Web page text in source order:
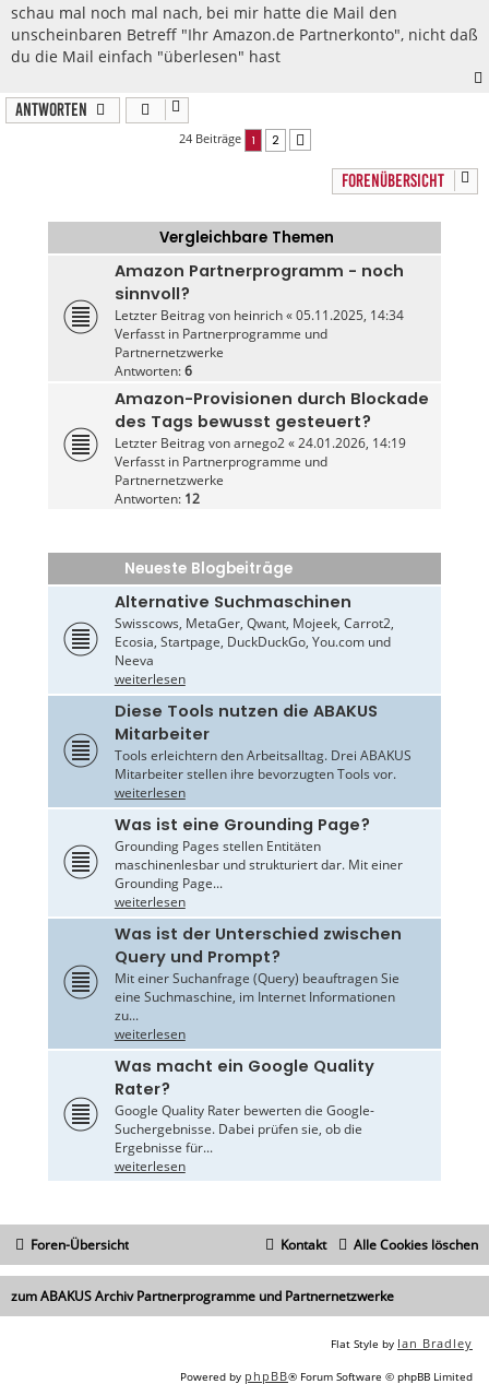
schau mal noch mal nach, bei mir hatte die Mail den
unscheinbaren Betreff "Ihr Amazon.de Partnerkonto", nicht daß
du die Mail einfach "überlesen" hast
Antworten
24 Beiträge 1 2
FORENÜBERSICHT
Vergleichbare Themen
Amazon Partnerprogramm - noch
sinnvoll?
Letzter Beitrag von heinrich«05.11.2025, 14:34
Verfasst in Partnerprogramme und
Partnernetzwerke
Antworten:6
Amazon-Provisionen durch Blockade
des Tags bewusst gesteuert?
Letzter Beitrag vonarnego2«24.01.2026, 14:19
Verfasst in Partnerprogramme und
Partnernetzwerke
Antworten: 12
Neueste Blogbeiträge
Alternative Suchmaschinen
Swisscows, MetaGer, Qwant, Mojeek, Carrot2,
Ecosia, Startpage, DuckDuckGo, You.com und
Neeva
weiterlesen
Diese Tools nutzen die ABAKUS
Mitarbeiter
Tools erleichtern den Arbeitsalltag. Drei ABAKUS
Mitarbeiter stellen ihre bevorzugten Tools vor.
weiterlesen
Was ist eine Grounding Page?
Grounding Pages stellen Entitäten
maschinenlesbar und strukturiert dar. Mit einer
Grounding Page...
weiterlesen
Was ist der Unterschied zwischen
Query und Prompt?
Mit einer Suchanfrage (Query) beauftragen Sie
eine Suchmaschine, im Internet Informationen
zu...
weiterlesen
Was macht ein Google Quality
Rater?
Google Quality Rater bewerten die Google-
Suchergebnisse. Dabei prüfen sie, ob die
Ergebnisse für...
weiterlesen
Foren-Übersicht Alle Cookies löschen
Kontakt
zum ABAKUS Archiv Partnerprogramme und Partnernetzwerke
Flat Style by Ian Bradley
Powered by phpBB® Forum Software © phpBB Limited